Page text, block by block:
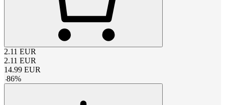
2.11 EUR
2.11 EUR
14.99 EUR
-86%